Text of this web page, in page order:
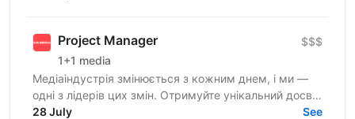
Project Manager
1+1 media
$$$
Медіаіндустрія змінюється з кожним днем, і ми —
одні з лідерів цих змін. Отримуйте унікальний досвід
роботи в компанії професіоналів, які встановлюють...
28 July See